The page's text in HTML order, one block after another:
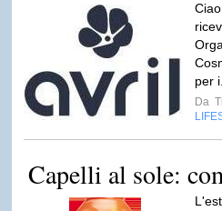
per
Da
Capelli al sole: